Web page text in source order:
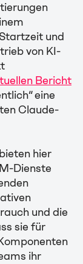
und
von KI-
Bericht
eine
Claude-
hier
Dienste
und die
sie für
ihr